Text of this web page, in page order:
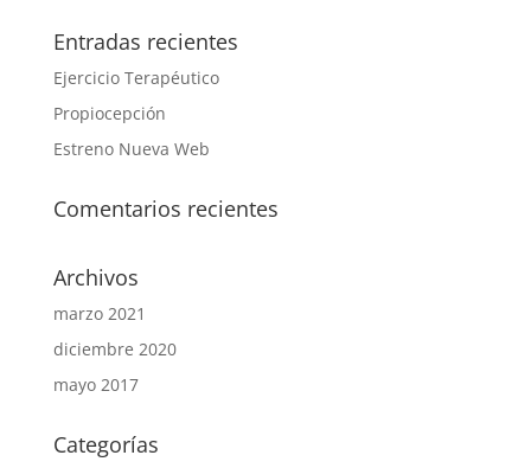
Entradas recientes
Ejercicio Terapéutico
Propiocepción
Estreno Nueva Web
Comentarios recientes
Archivos
marzo 2021
diciembre 2020
mayo 2017
Categorías